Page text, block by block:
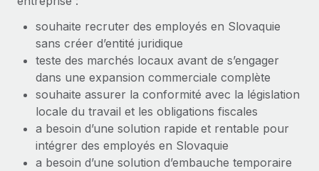
Établissez des entités rapidement et en toute
conformité
Mobilité et déménagement international
Organisez facilement le déménagement de vos
employés
Avantages sociaux
Gérez facilement les avantages sociaux
BLOG
Mises à jour des produits de Remote :
Intégrations Gusto et Xero et Gestion des
freelances Plus
Remote a toujours pour mission d'aider les entreprises de
toute taille à embaucher, gérer et payer...
En savoir plus
souhaite recruter des employés en Slovaquie
sans créer d’entité juridique
teste des marchés locaux avant de s’engager
dans une expansion commerciale complète
souhaite assurer la conformité avec la législation
locale du travail et les obligations fiscales
a besoin d’une solution rapide et rentable pour
intégrer des employés en Slovaquie
a besoin d’une solution d’embauche temporaire